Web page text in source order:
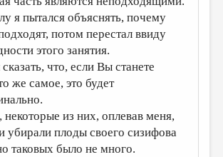
я пытался объяснять, почему
потом перестал ввиду
этого занятия.
что, если Вы станете
же самое, это будет
некоторые из них, оплевав меня,
убирали плоды своего сизифова
таковых было не много.